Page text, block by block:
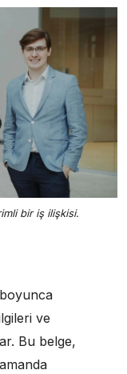
bir iş ilişkisi.
ve
Bu belge,